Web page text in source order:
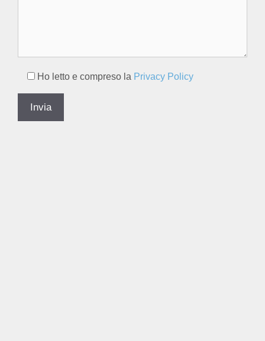
Ho letto e compreso la Privacy Policy